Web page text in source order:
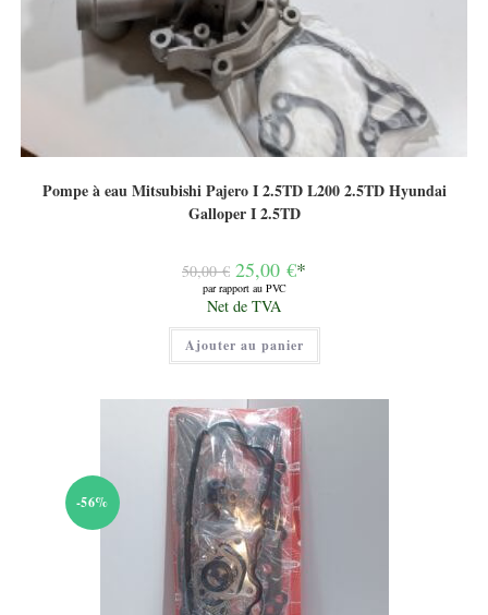
Pompe à eau Mitsubishi Pajero I 2.5TD L200 2.5TD Hyundai
Galloper I 2.5TD
50,00€ Le
prix
initial
était :
50,00 €.
25,00 €*
par rapport au PVC
Le
prix
actuel
est :
25,00 €.
Net de TVA
Ajouter au panier
-56%